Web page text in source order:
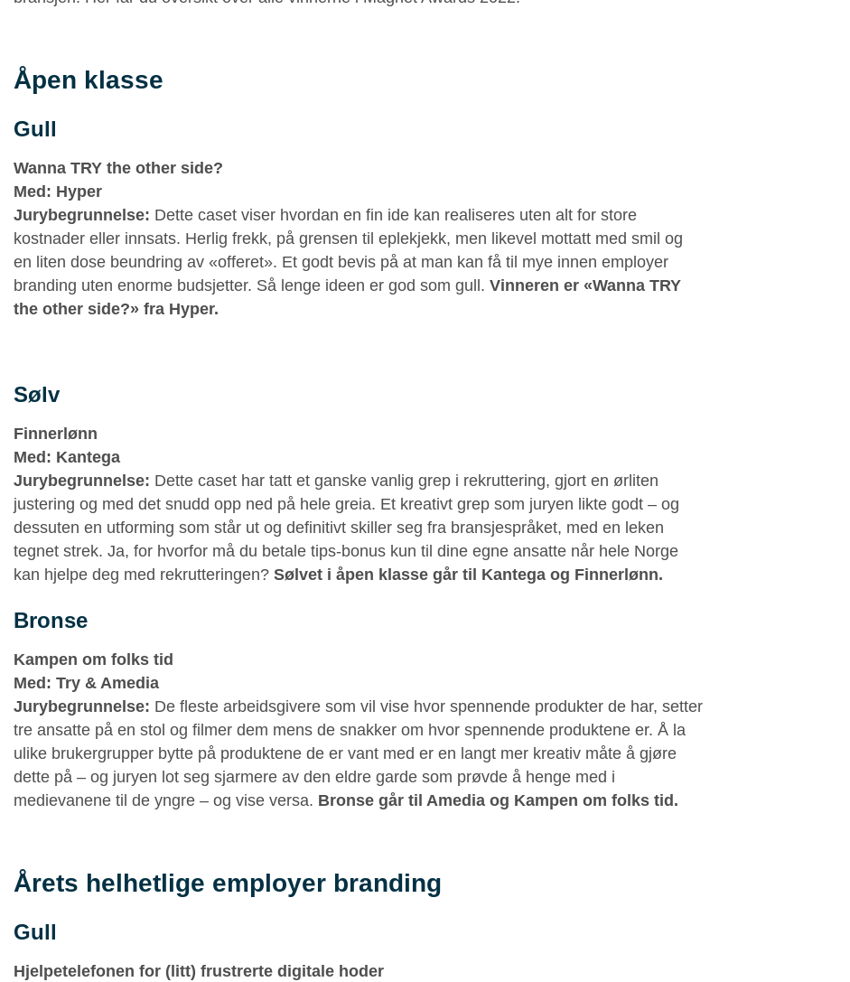
Åpen klasse
Gull
Wanna TRY the other side?
Med: Hyper
Jurybegrunnelse: Dette caset viser hvordan en fin ide kan realiseres uten alt for store
kostnader eller innsats. Herlig frekk, på grensen til eplekjekk, men likevel mottatt med smil og
en liten dose beundring av «offeret». Et godt bevis på at man kan få til mye innen employer
branding uten enorme budsjetter. Så lenge ideen er god som gull. Vinneren er «Wanna TRY
the other side?» fra Hyper.
Sølv
Finnerlønn
Med: Kantega
Jurybegrunnelse: Dette caset har tatt et ganske vanlig grep i rekruttering, gjort en ørliten
justering og med det snudd opp ned på hele greia. Et kreativt grep som juryen likte godt – og
dessuten en utforming som står ut og definitivt skiller seg fra bransjespråket, med en leken
tegnet strek. Ja, for hvorfor må du betale tips-bonus kun til dine egne ansatte når hele Norge
kan hjelpe deg med rekrutteringen? Sølvet i åpen klasse går til Kantega og Finnerlønn.
Bronse
Kampen om folks tid
Med: Try & Amedia
Jurybegrunnelse: De fleste arbeidsgivere som vil vise hvor spennende produkter de har, setter
tre ansatte på en stol og filmer dem mens de snakker om hvor spennende produktene er. Å la
ulike brukergrupper bytte på produktene de er vant med er en langt mer kreativ måte å gjøre
dette på – og juryen lot seg sjarmere av den eldre garde som prøvde å henge med i
medievanene til de yngre – og vise versa. Bronse går til Amedia og Kampen om folks tid.
Årets helhetlige employer branding
Gull
Hjelpetelefonen for (litt) frustrerte digitale hoder